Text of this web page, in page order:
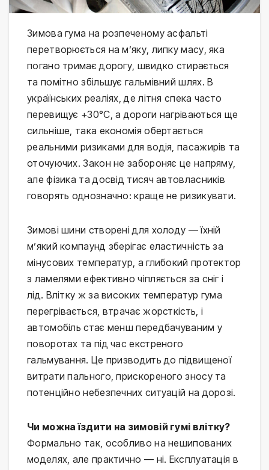
Зимова гума на розпеченому асфальті
перетворюється на м’яку, липку масу, яка
погано тримає дорогу, швидко стирається
та помітно збільшує гальмівний шлях. В
українських реаліях, де літня спека часто
перевищує +30°C, а дороги нагріваються ще
сильніше, така економія обертається
реальними ризиками для водія, пасажирів та
оточуючих. Закон не забороняє це напряму,
але фізика та досвід тисяч автовласників
говорять однозначно: краще не ризикувати.
Зимові шини створені для холоду — їхній
м’який компаунд зберігає еластичність за
мінусових температур, а глибокий протектор
з ламелями ефективно чіпляється за сніг і
лід. Влітку ж за високих температур гума
перегрівається, втрачає жорсткість, і
автомобіль стає менш передбачуваним у
поворотах та під час екстреного
гальмування. Це призводить до підвищеної
витрати пального, прискореного зносу та
потенційно небезпечних ситуацій на дорозі.
Чи можна їздити на зимовій гумі влітку?
Формально так, особливо на нешипованих
моделях, але практично — ні. Експлуатація в